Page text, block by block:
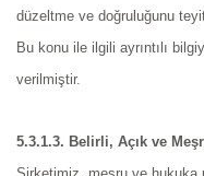
düzeltme ve doğruluğunu
Bu konu ile ilgili ayrıntılı
verilmiştir.
5.3.1.3. Belirli, Açık ve